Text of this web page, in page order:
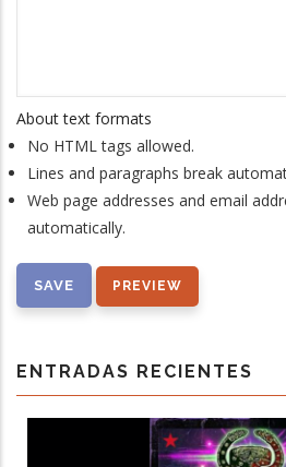
About text formats
No HTML tags allowed.
Lines and paragraphs break
Web page addresses and email
automatically.
ENTRADAS RECIENTES